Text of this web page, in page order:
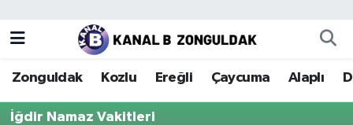
Zonguldak Kozlu Ereğli Çaycuma Alaplı
İğdir Namaz Vakitleri
Zonguldak
Kozlu
Zonguldak Nöbetçi Eczaneler
Zonguldak Hava Durumu